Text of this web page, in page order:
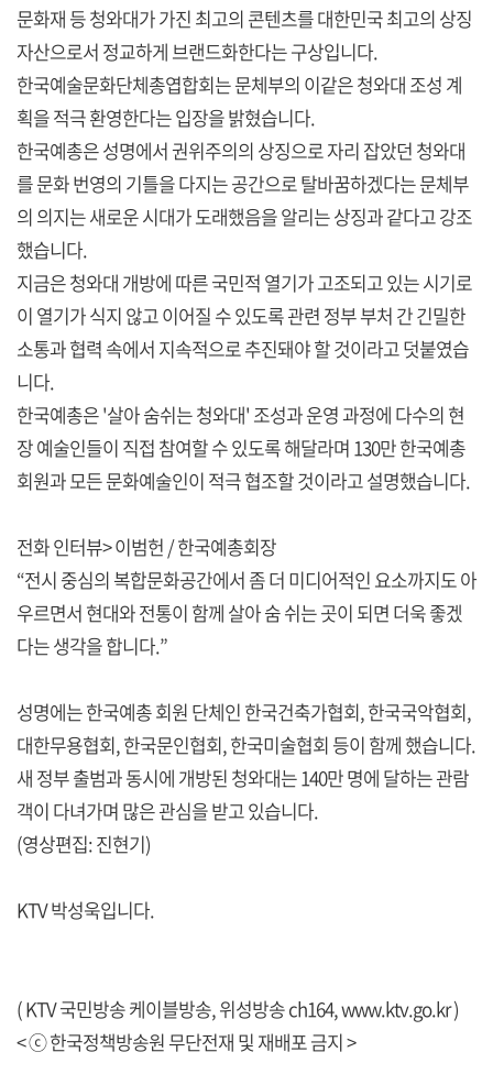
문화재 등 청와대가 가진 최고의 콘텐츠를 대한민국 최고의 상징
자산으로서 정교하게 브랜드화한다는 구상입니다.
한국예술문화단체총엽합회는 문체부의 이같은 청와대 조성 계
획을 적극 환영한다는 입장을 밝혔습니다.
한국예총은 성명에서 권위주의의 상징으로 자리 잡았던 청와대
를 문화 번영의 기틀을 다지는 공간으로 탈바꿈하겠다는 문체부
의 의지는 새로운 시대가 도래했음을 알리는 상징과 같다고 강조
했습니다.
지금은 청와대 개방에 따른 국민적 열기가 고조되고 있는 시기로
이 열기가 식지 않고 이어질 수 있도록 관련 정부 부처 간 긴밀한
소통과 협력 속에서 지속적으로 추진돼야 할 것이라고 덧붙였습
니다.
한국예총은 '살아 숨쉬는 청와대' 조성과 운영 과정에 다수의 현
장 예술인들이 직접 참여할 수 있도록 해달라며 130만 한국예총
회원과 모든 문화예술인이 적극 협조할 것이라고 설명했습니다.
전화 인터뷰> 이범헌 / 한국예총회장
“전시 중심의 복합문화공간에서 좀 더 미디어적인 요소까지도 아
우르면서 현대와 전통이 함께 살아 숨 쉬는 곳이 되면 더욱 좋겠
다는 생각을 합니다.”
성명에는 한국예총 회원 단체인 한국건축가협회, 한국국악협회,
대한무용협회, 한국문인협회, 한국미술협회 등이 함께 했습니다.
새 정부 출범과 동시에 개방된 청와대는 140만 명에 달하는 관람
객이 다녀가며 많은 관심을 받고 있습니다.
(영상편집: 진현기)
KTV 박성욱입니다.
( KTV 국민방송 케이블방송, 위성방송 ch164,www.ktv.go.kr)
< ⓒ 한국정책방송원 무단전재 및 재배포 금지 >